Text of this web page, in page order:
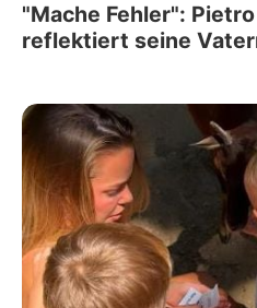
"Mache Fehler":
reflektiert seine